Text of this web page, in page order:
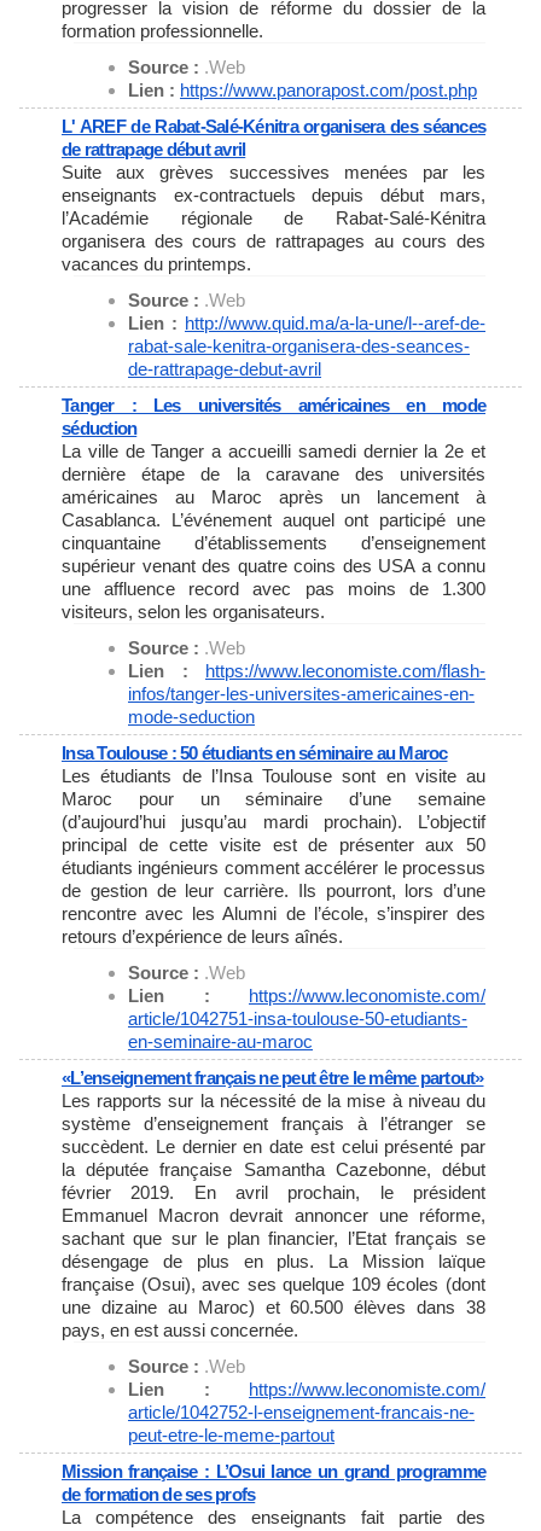
progresser la vision de réforme du dossier de la
formation professionnelle.
Source : .Web
Lien : https://www.panorapost.com/post.php
L' AREF de Rabat-Salé-Kénitra organisera des séances
de rattrapage début avril
Suite aux grèves successives menées par les
enseignants ex-contractuels depuis début mars,
l’Académie régionale de Rabat-Salé-Kénitra
organisera des cours de rattrapages au cours des
vacances du printemps.
Source : .Web
Lien : http://www.quid.ma/a-la-une/l--aref-de-
rabat-sale-kenitra-organisera-des-seances-
de-rattrapage-debut-avril
Tanger : Les universités américaines en mode
séduction
La ville de Tanger a accueilli samedi dernier la 2e et
dernière étape de la caravane des universités
américaines au Maroc après un lancement à
Casablanca. L’événement auquel ont participé une
cinquantaine d’établissements d’enseignement
supérieur venant des quatre coins des USA a connu
une affluence record avec pas moins de 1.300
visiteurs, selon les organisateurs.
Source : .Web
Lien : https://www.leconomiste.com/flash-
infos/tanger-les-universites-americaines-en-
mode-seduction
Insa Toulouse : 50 étudiants en séminaire au Maroc
Les étudiants de l’Insa Toulouse sont en visite au
Maroc pour un séminaire d’une semaine
(d’aujourd’hui jusqu’au mardi prochain). L’objectif
principal de cette visite est de présenter aux 50
étudiants ingénieurs comment accélérer le processus
de gestion de leur carrière. Ils pourront, lors d’une
rencontre avec les Alumni de l’école, s’inspirer des
retours d’expérience de leurs aînés.
Source : .Web
Lien : https://www.leconomiste.com/
article/1042751-insa-toulouse-50-etudiants-
en-seminaire-au-maroc
«L’enseignement français ne peut être le même partout»
Les rapports sur la nécessité de la mise à niveau du
système d’enseignement français à l’étranger se
succèdent. Le dernier en date est celui présenté par
la députée française Samantha Cazebonne, début
février 2019. En avril prochain, le président
Emmanuel Macron devrait annoncer une réforme,
sachant que sur le plan financier, l’Etat français se
désengage de plus en plus. La Mission laïque
française (Osui), avec ses quelque 109 écoles (dont
une dizaine au Maroc) et 60.500 élèves dans 38
pays, en est aussi concernée.
Source : .Web
Lien : https://www.leconomiste.com/
article/1042752-l-enseignement-francais-ne-
peut-etre-le-meme-partout
Mission française : L’Osui lance un grand programme
de formation de ses profs
La compétence des enseignants fait partie des